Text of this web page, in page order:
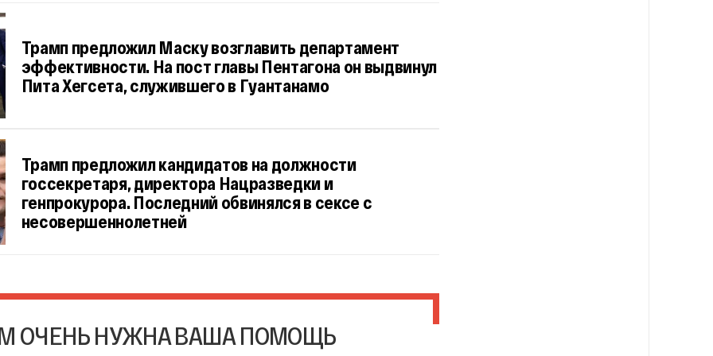
Трамп предложил Маску возглавить департамент
эффективности. На пост главы Пентагона он выдвинул
Пита Хегсета, служившего в Гуантанамо
Трамп предложил кандидатов на должности
госсекретаря, директора Нацразведки и
генпрокурора. Последний обвинялся в сексе с
несовершеннолетней
ОЧЕНЬ НУЖНА ВАША ПОМОЩЬ